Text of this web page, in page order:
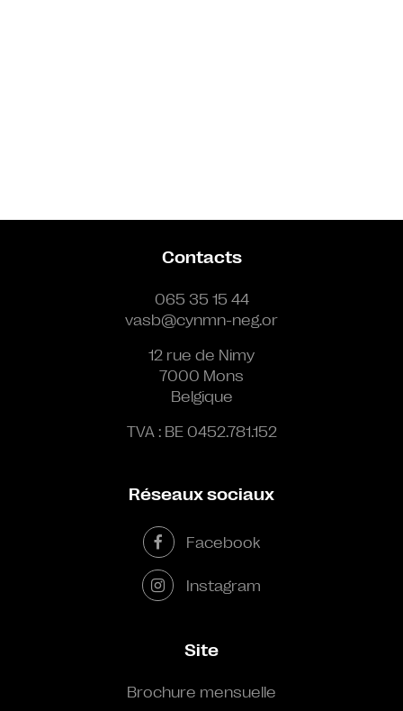
Contacts
065 35 15 44
vasb@cynmn-neg.or
12 rue de Nimy
7000 Mons
Belgique
TVA : BE 0452.781.152
Réseaux sociaux
Facebook
Instagram
Site
Brochure mensuelle